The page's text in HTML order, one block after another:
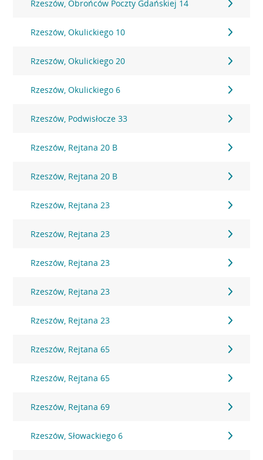
Rzeszów, Obrońców Poczty Gdańskiej 14
Rzeszów, Okulickiego 10
Rzeszów, Okulickiego 20
Rzeszów, Okulickiego 6
Rzeszów, Podwisłocze 33
Rzeszów, Rejtana 20 B
Rzeszów, Rejtana 20 B
Rzeszów, Rejtana 23
Rzeszów, Rejtana 23
Rzeszów, Rejtana 23
Rzeszów, Rejtana 23
Rzeszów, Rejtana 23
Rzeszów, Rejtana 65
Rzeszów, Rejtana 65
Rzeszów, Rejtana 69
Rzeszów, Słowackiego 6